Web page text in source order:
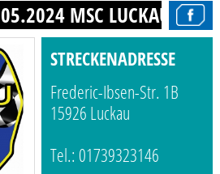
MSC LUCKAU E.V.
STRECKENADRESSE
Frederic-Ibsen-Str. 1B
15926 Luckau
Tel.: 01739323146